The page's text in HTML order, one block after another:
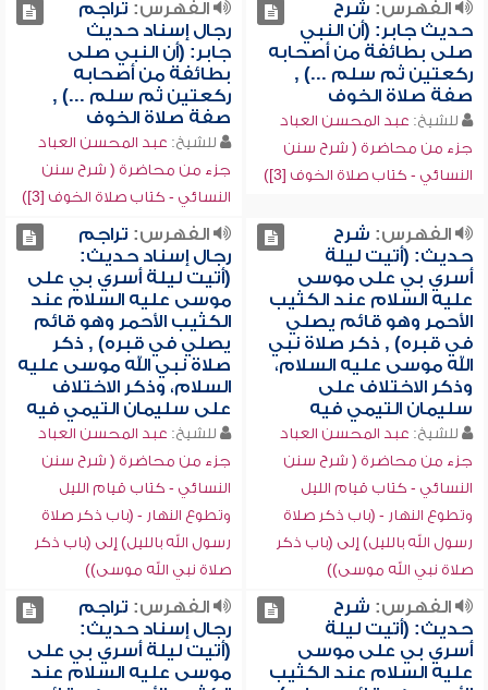
الفهرس: شرح
حديث جابر: (أن النبي
صلى بطائفة من أصحابه
ركعتين ثم سلم ...) ,
صفة صلاة الخوف
للشيخ: عبد المحسن العباد
جزء من محاضرة ( شرح سنن
النسائي - كتاب صلاة الخوف [3])
الفهرس: تراجم
رجال إسناد حديث
جابر: (أن النبي صلى
بطائفة من أصحابه
ركعتين ثم سلم ...) ,
صفة صلاة الخوف
للشيخ: عبد المحسن العباد
جزء من محاضرة ( شرح سنن
النسائي - كتاب صلاة الخوف [3])
الفهرس: شرح
حديث: (أتيت ليلة
أسري بي على موسى
عليه السلام عند الكثيب
الأحمر وهو قائم يصلي
في قبره) , ذكر صلاة نبي
الله موسى عليه السلام،
وذكر الاختلاف على
سليمان التيمي فيه
للشيخ: عبد المحسن العباد
جزء من محاضرة ( شرح سنن
النسائي - كتاب قيام الليل
وتطوع النهار - (باب ذكر صلاة
رسول الله بالليل) إلى (باب ذكر
صلاة نبي الله موسى))
الفهرس: تراجم
رجال إسناد حديث:
(أتيت ليلة أسري بي على
موسى عليه السلام عند
الكثيب الأحمر وهو قائم
يصلي في قبره) , ذكر
صلاة نبي الله موسى عليه
السلام، وذكر الاختلاف
على سليمان التيمي فيه
للشيخ: عبد المحسن العباد
جزء من محاضرة ( شرح سنن
النسائي - كتاب قيام الليل
وتطوع النهار - (باب ذكر صلاة
رسول الله بالليل) إلى (باب ذكر
صلاة نبي الله موسى))
الفهرس: شرح
حديث: (أتيت ليلة
أسري بي على موسى
عليه السلام عند الكثيب
الفهرس: تراجم
رجال إسناد حديث:
(أتيت ليلة أسري بي على
موسى عليه السلام عند